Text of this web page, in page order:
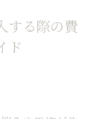
する際の費
ド